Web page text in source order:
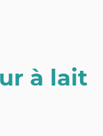
à lait